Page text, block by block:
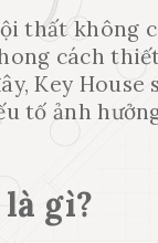
thất không
cách
Key
tố ảnh
gì?